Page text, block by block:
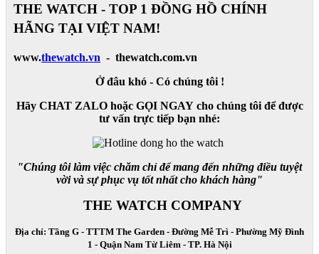
THE WATCH - TOP 1 ĐỒNG HỒ CHÍNH
HÃNG TẠI VIỆT NAM!
www.thewatch.vn - thewatch.com.vn
Ở đâu khó - Có chúng tôi !
Hãy CHAT ZALO hoặc GỌI NGAY cho chúng tôi để được
tư vấn trực tiếp bạn nhé:
"Chúng tôi làm việc chăm chỉ để mang đến những điều tuyệt
vời và sự phục vụ tốt nhất cho khách hàng"
THE WATCH COMPANY
Địa chỉ: Tầng G - TTTM The Garden - Đường Mễ Trì - Phường Mỹ Đình
1 - Quận Nam Từ Liêm - TP. Hà Nội